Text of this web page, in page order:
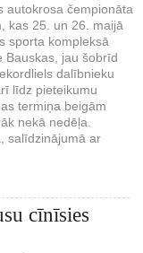
autokrosa čempionāta
kas 25. un 26. maijā
sporta kompleksā
Bauskas, jau šobrīd
dalībnieku
līdz pieteikumu
termiņa beigām
nekā nedēļa.
salīdzinājumā ar
cīnīsies